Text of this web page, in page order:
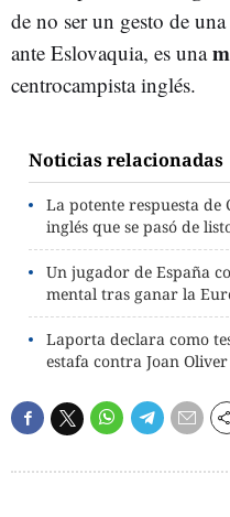
de no ser un gesto de
ante Eslovaquia, es una
centrocampista inglés.
Noticias relacionadas
La potente respuesta
inglés que se pasó de
Un jugador de España
mental tras ganar la
Laporta declara como
estafa contra Joan Oliver